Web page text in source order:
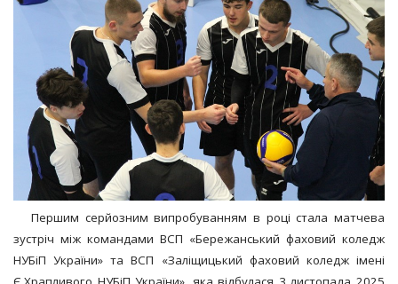
Першим серйозним випробуванням в році стала матчева
зустріч між командами ВСП «Бережанський фаховий коледж
НУБіП України» та ВСП «Заліщицький фаховий коледж імені